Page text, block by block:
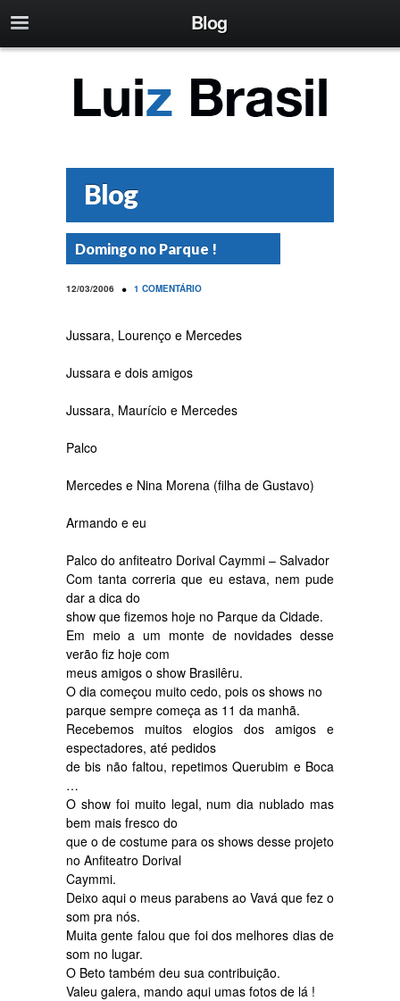
Blog
Blog
Domingo no Parque !
12/03/2006 • 1 COMENTÁRIO
Jussara, Lourenço e Mercedes
Jussara e dois amigos
Jussara, Maurício e Mercedes
Palco
Mercedes e Nina Morena (filha de Gustavo)
Armando e eu
Palco do anfiteatro Dorival Caymmi – Salvador
Com tanta correria que eu estava, nem pude
dar a dica do
show que fizemos hoje no Parque da Cidade.
Em meio a um monte de novidades desse
verão fiz hoje com
meus amigos o show Brasilêru.
O dia começou muito cedo, pois os shows no
parque sempre começa as 11 da manhã.
Recebemos muitos elogios dos amigos e
espectadores, até pedidos
de bis não faltou, repetimos Querubim e Boca
…
O show foi muito legal, num dia nublado mas
bem mais fresco do
que o de costume para os shows desse projeto
no Anfiteatro Dorival
Caymmi.
Deixo aqui o meus parabens ao Vavá que fez o
som pra nós.
Muita gente falou que foi dos melhores dias de
som no lugar.
O Beto também deu sua contribuição.
Valeu galera, mando aqui umas fotos de lá !